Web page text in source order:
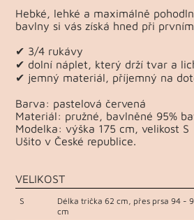
Hebké, lehké a maximálně
bavlny si vás získá hned při
✔ 3/4 rukávy
✔ dolní náplet, který drží tvar a
✔ jemný materiál, příjemný na
Barva: pastelová červená
Materiál: pružné, bavlněné 95%
Modelka: výška 175 cm, velikost S
Ušito v České republice.
VELIKOST
S
Délka trička 62 cm, přes prsa 94 -
cm